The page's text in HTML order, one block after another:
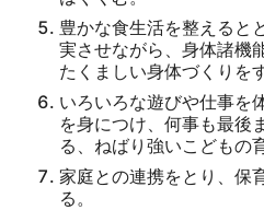
豊かな食生活を整えると
実させながら、身体諸機
たくましい身体づくりを
いろいろな遊びや仕事を
を身につけ、何事も最後
る、ねばり強いこどもの
家庭との連携をとり、保
る。